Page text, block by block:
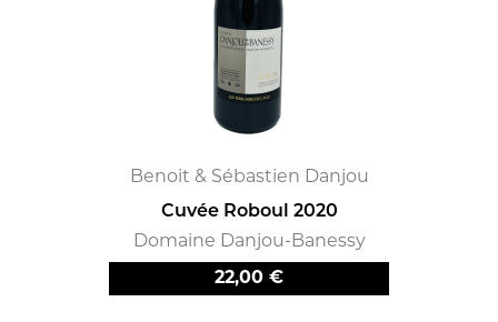
Benoit & Sébastien Danjou
Cuvée Roboul 2020
Domaine Danjou-Banessy
Prix
22,00 €